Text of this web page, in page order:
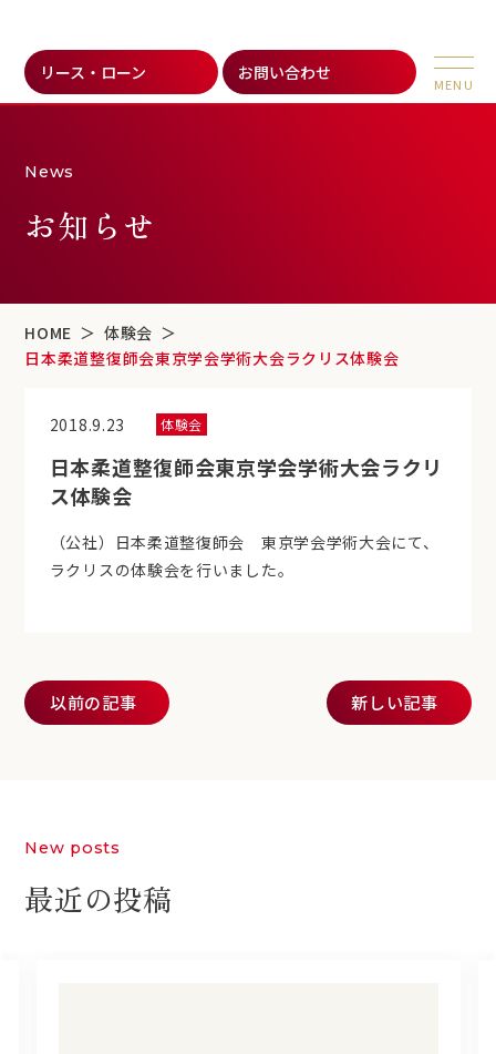
リース・ローン お問い合わせ
News
お知らせ
HOME
体験会
日本柔道整復師会東京学会学術大会ラクリス体験会
2018.9.23 体験会
日本柔道整復師会東京学会学術大会ラクリ
ス体験会
（公社）日本柔道整復師会 東京学会学術大会にて、
ラクリスの体験会を行いました。
以前の記事 新しい記事
New posts
最近の投稿